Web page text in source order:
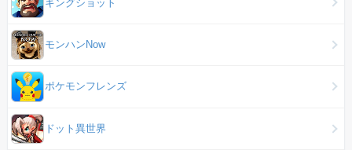
モンハンNow
ポケモンフレンズ
ドット異世界